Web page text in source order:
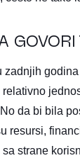
GOVORI
zadnjih
da bi bila
resursi,
strane